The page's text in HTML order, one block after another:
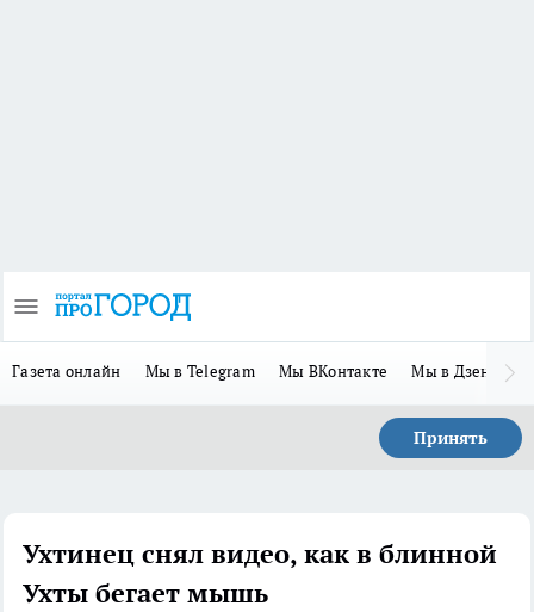
Газета онлайн Мы в Telegram Мы ВКонтакте Мы в Дзене
Принять
Ухтинец снял видео, как в блинной
Ухты бегает мышь